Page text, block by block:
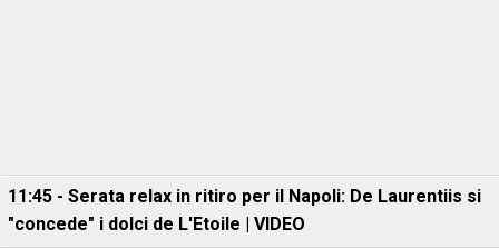
11:45 - Serata relax in ritiro per il Napoli: De Laurentiis si
"concede" i dolci de L'Etoile | VIDEO